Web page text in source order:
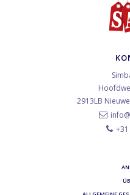
2913LB